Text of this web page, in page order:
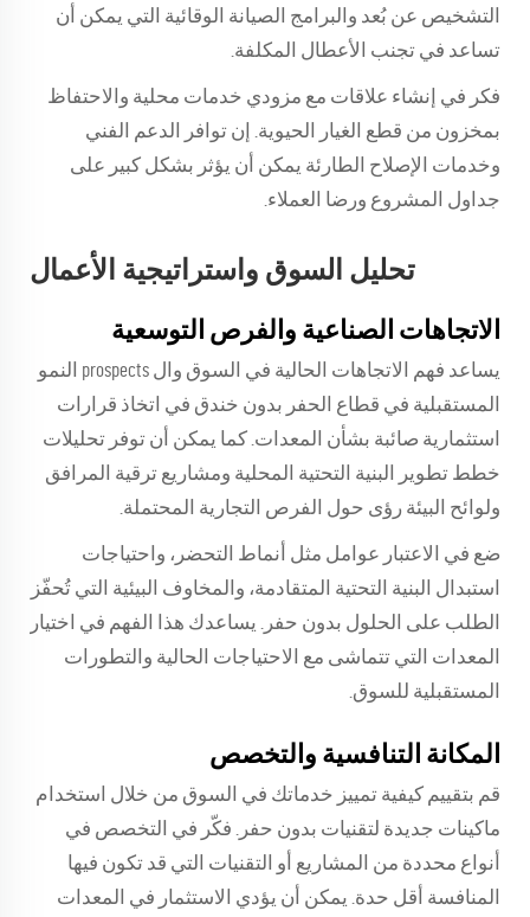
التشخيص عن بُعد والبرامج الصيانة الوقائية التي يمكن أن
تساعد في تجنب الأعطال المكلفة.
فكر في إنشاء علاقات مع مزودي خدمات محلية والاحتفاظ
بمخزون من قطع الغيار الحيوية. إن توافر الدعم الفني
وخدمات الإصلاح الطارئة يمكن أن يؤثر بشكل كبير على
جداول المشروع ورضا العملاء.
تحليل السوق واستراتيجية الأعمال
الاتجاهات الصناعية والفرص التوسعية
يساعد فهم الاتجاهات الحالية في السوق وال prospects النمو
المستقبلية في قطاع الحفر بدون خندق في اتخاذ قرارات
استثمارية صائبة بشأن المعدات. كما يمكن أن توفر تحليلات
خطط تطوير البنية التحتية المحلية ومشاريع ترقية المرافق
ولوائح البيئة رؤى حول الفرص التجارية المحتملة.
ضع في الاعتبار عوامل مثل أنماط التحضر، واحتياجات
استبدال البنية التحتية المتقادمة، والمخاوف البيئية التي تُحفّز
الطلب على الحلول بدون حفر. يساعدك هذا الفهم في اختيار
المعدات التي تتماشى مع الاحتياجات الحالية والتطورات
المستقبلية للسوق.
المكانة التنافسية والتخصص
قم بتقييم كيفية تمييز خدماتك في السوق من خلال استخدام
ماكينات جديدة لتقنيات بدون حفر. فكّر في التخصص في
أنواع محددة من المشاريع أو التقنيات التي قد تكون فيها
المنافسة أقل حدة. يمكن أن يؤدي الاستثمار في المعدات